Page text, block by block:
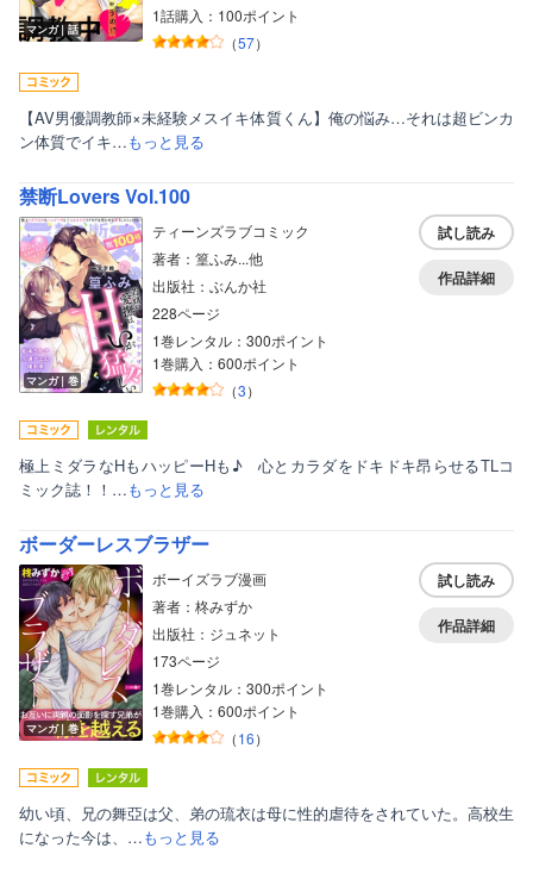
マンガ｜話
1話購入：100ポイント
（57）
【AV男優調教師×未経験メスイキ体質くん】俺の悩み…それは超ビンカ
ン体質でイキ…もっと見る
禁断Lovers Vol.100
マンガ｜巻
ティーンズラブコミック
著者：篁ふみ...他
出版社：ぶんか社
228ページ
1巻レンタル：300ポイント
1巻購入：600ポイント
（3）
試し読み
作品詳細
極上ミダラなHもハッピーHも♪ 心とカラダをドキドキ昂らせるTLコ
ミック誌！！…もっと見る
ボーダーレスブラザー
マンガ｜巻
ボーイズラブ漫画
著者：柊みずか
出版社：ジュネット
173ページ
1巻レンタル：300ポイント
1巻購入：600ポイント
（16）
試し読み
作品詳細
幼い頃、兄の舞亞は父、弟の琉衣は母に性的虐待をされていた。高校生
になった今は、…もっと見る